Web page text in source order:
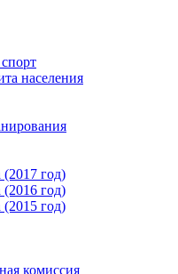
населения
год)
год)
год)
комиссия